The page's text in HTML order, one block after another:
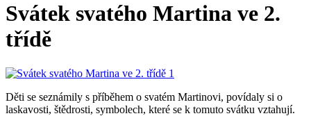
Svátek svatého Martina ve 2.
třídě
Děti se seznámily s příběhem o svatém Martinovi, povídaly si o
laskavosti, štědrosti, symbolech, které se k tomuto svátku vztahují.